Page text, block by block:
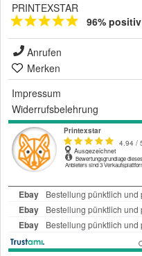
PRINTEXSTAR
96% positiv
Anrufen
Merken
Impressum
Widerrufsbelehrung